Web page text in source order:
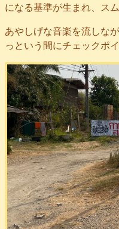
になる基準が生まれ、ス
あやしげな音楽を流しな
っという間にチェックポ